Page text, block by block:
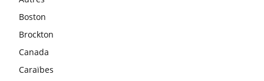
Boston
Brockton
Canada
Caraïbes